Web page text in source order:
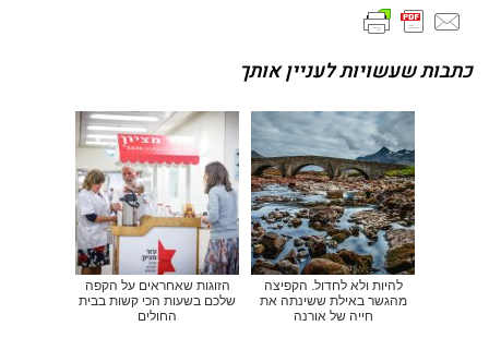
כתבות שעשויות לעניין אותך
להיות ולא לחדול. הקפיצה
מהגשר באילת ששינתה את
חייה של אורנה
הזוגות שאחראים על הקפה
שלכם בשעות הכי קשות בבית
החולים